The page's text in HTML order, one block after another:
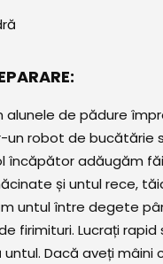
postare
alunele de pădure
un robot de bucătărie
încăpător adăugăm
și untul rece,
untul între degete
firimituri. Lucrați rapid
Dacă aveți mâini